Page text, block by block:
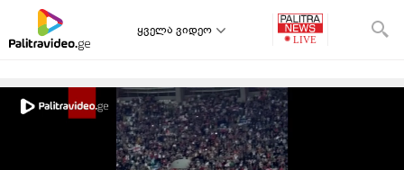
ყველა ვიდეო